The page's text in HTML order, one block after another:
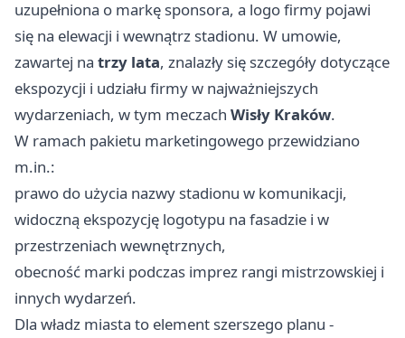
uzupełniona o markę sponsora, a logo firmy pojawi
się na elewacji i wewnątrz stadionu. W umowie,
zawartej na trzy lata, znalazły się szczegóły dotyczące
ekspozycji i udziału firmy w najważniejszych
wydarzeniach, w tym meczach Wisły Kraków.
W ramach pakietu marketingowego przewidziano
m.in.:
prawo do użycia nazwy stadionu w komunikacji,
widoczną ekspozycję logotypu na fasadzie i w
przestrzeniach wewnętrznych,
obecność marki podczas imprez rangi mistrzowskiej i
innych wydarzeń.
Dla władz miasta to element szerszego planu -